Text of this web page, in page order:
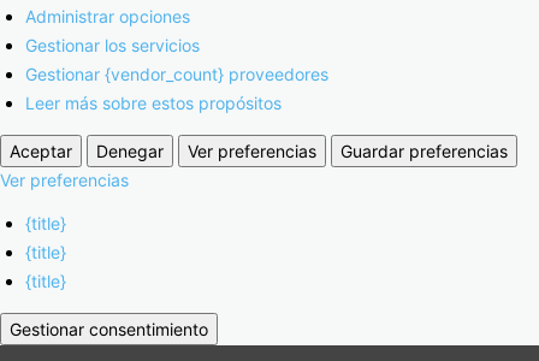
Administrar opciones
Gestionar los servicios
Gestionar {vendor_count} proveedores
Leer más sobre estos propósitos
Aceptar Denegar Ver preferencias
Guardar preferencias
Ver preferencias
{title}
{title}
{title}
Gestionar consentimiento